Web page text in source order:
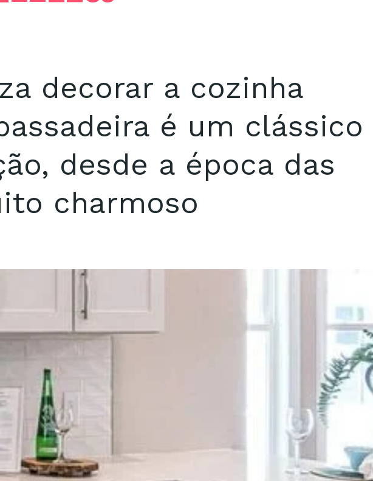
decorar a cozinha
é um clássico
desde a época das
charmoso